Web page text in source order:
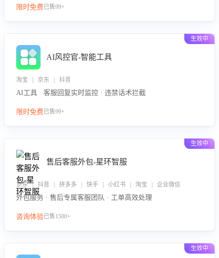
限时免费已售99+
生效中
AI风控官-智能工具
淘宝 | 京东 | 抖音
AI工具 · 客服回复实时监控 · 违禁话术拦截
限时免费已售99+
生效中
售后客服外包-星环智服
京东 | 抖音 | 拼多多 | 快手 | 小红书 | 淘宝 | 企业微信
外包服务 · 售后专属客服团队 · 工单高效处理
咨询体验已售1500+
生效中